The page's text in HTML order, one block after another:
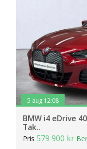
5 aug 12:08
BMW i4 eDrive
Tak..
Pris579 900 kr